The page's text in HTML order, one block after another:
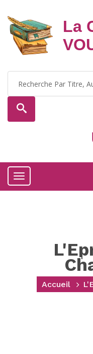
La
Toggle
Accueil